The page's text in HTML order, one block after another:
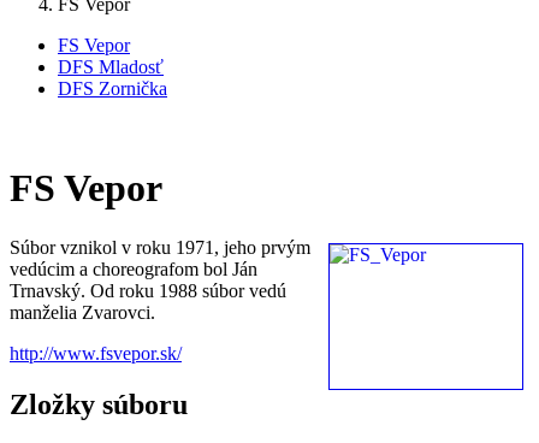
FS Vepor
FS Vepor
DFS Mladosť
DFS Zornička
FS Vepor
Súbor vznikol v roku 1971, jeho prvým
vedúcim a choreografom bol Ján
Trnavský. Od roku 1988 súbor vedú
manželia Zvarovci.
http://www.fsvepor.sk/
Zložky súboru